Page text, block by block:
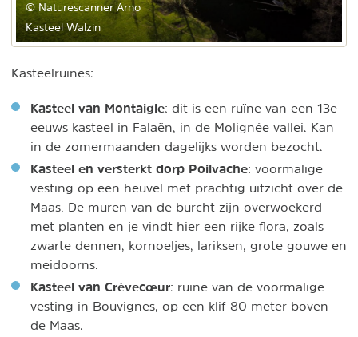
© Naturescanner Arno
Kasteel Walzin
Kasteelruïnes:
Kasteel van Montaigle: dit is een ruïne van een 13e-
eeuws kasteel in Falaën, in de Molignée vallei. Kan
in de zomermaanden dagelijks worden bezocht.
Kasteel en versterkt dorp Poilvache: voormalige
vesting op een heuvel met prachtig uitzicht over de
Maas. De muren van de burcht zijn overwoekerd
met planten en je vindt hier een rijke flora, zoals
zwarte dennen, kornoeljes, lariksen, grote gouwe en
meidoorns.
Kasteel van Crèvecœur: ruïne van de voormalige
vesting in Bouvignes, op een klif 80 meter boven
de Maas.